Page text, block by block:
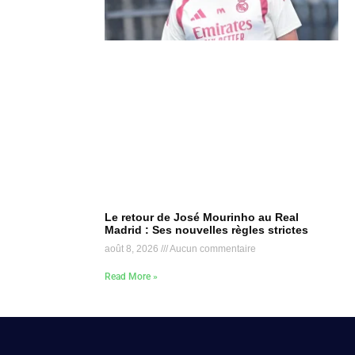
Le retour de José Mourinho au Real
Madrid : Ses nouvelles règles strictes
août 8, 2026 Aucun commentaire
Read More »